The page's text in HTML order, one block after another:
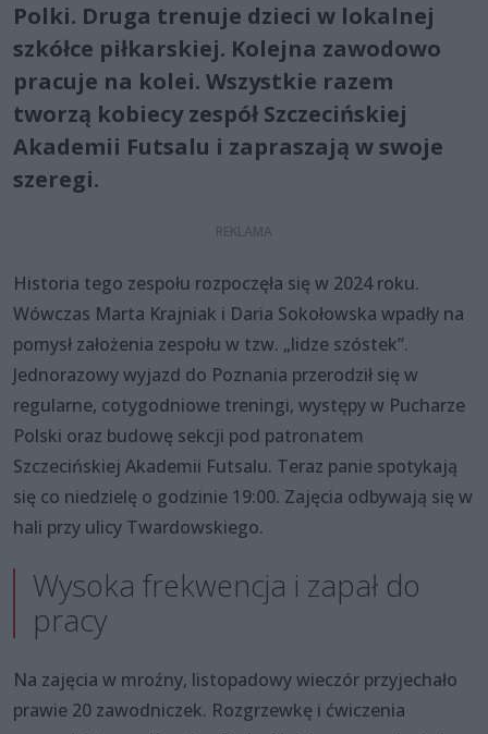
Polki. Druga trenuje dzieci w lokalnej
szkółce piłkarskiej. Kolejna zawodowo
pracuje na kolei. Wszystkie razem
tworzą kobiecy zespół Szczecińskiej
Akademii Futsalu i zapraszają w swoje
szeregi.
Historia tego zespołu rozpoczęła się w 2024 roku.
Wówczas Marta Krajniak i Daria Sokołowska wpadły na
pomysł założenia zespołu w tzw. „lidze szóstek”.
Jednorazowy wyjazd do Poznania przerodził się w
regularne, cotygodniowe treningi, występy w Pucharze
Polski oraz budowę sekcji pod patronatem
Szczecińskiej Akademii Futsalu. Teraz panie spotykają
się co niedzielę o godzinie 19:00. Zajęcia odbywają się w
hali przy ulicy Twardowskiego.
Wysoka frekwencja i zapał do
pracy
Na zajęcia w mroźny, listopadowy wieczór przyjechało
prawie 20 zawodniczek. Rozgrzewkę i ćwiczenia